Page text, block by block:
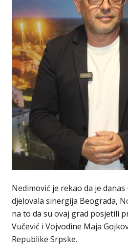
Nedimović je rekao da je
djelovala sinergija Beograda,
na to da su ovaj grad posjetili
Vučević i Vojvodine Maja
Republike Srpske.